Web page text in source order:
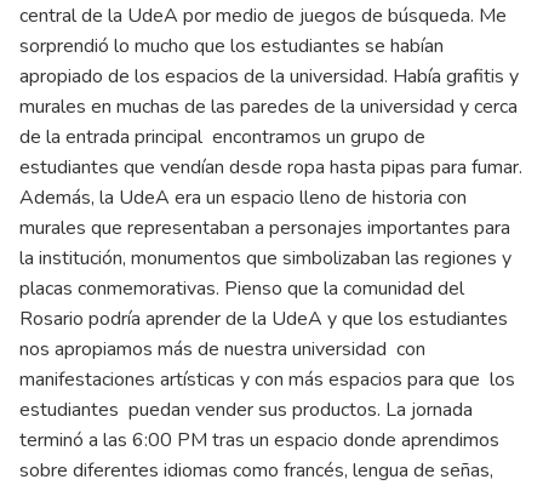
central de la UdeA por medio de juegos de búsqueda. Me
sorprendió lo mucho que los estudiantes se habían
apropiado de los espacios de la universidad. Había grafitis y
murales en muchas de las paredes de la universidad y cerca
de la entrada principal encontramos un grupo de
estudiantes que vendían desde ropa hasta pipas para fumar.
Además, la UdeA era un espacio lleno de historia con
murales que representaban a personajes importantes para
la institución, monumentos que simbolizaban las regiones y
placas conmemorativas. Pienso que la comunidad del
Rosario podría aprender de la UdeA y que los estudiantes
nos apropiamos más de nuestra universidad con
manifestaciones artísticas y con más espacios para que los
estudiantes puedan vender sus productos. La jornada
terminó a las 6:00 PM tras un espacio donde aprendimos
sobre diferentes idiomas como francés, lengua de señas,